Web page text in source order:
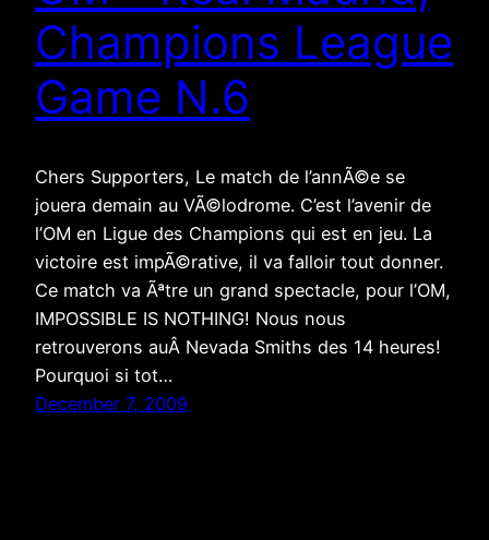
Champions League
Game N.6
Chers Supporters, Le match de l’annÃ©e se
jouera demain au VÃ©lodrome. C’est l’avenir de
l’OM en Ligue des Champions qui est en jeu. La
victoire est impÃ©rative, il va falloir tout donner.
Ce match va Ãªtre un grand spectacle, pour l’OM,
IMPOSSIBLE IS NOTHING! Nous nous
retrouverons auÂ Nevada Smiths des 14 heures!
Pourquoi si tot…
December 7, 2009